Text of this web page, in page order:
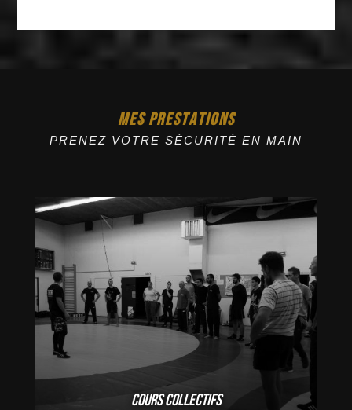
MES PRESTATIONS
PRENEZ VOTRE SÉCURITÉ EN MAIN
Cours collectifs